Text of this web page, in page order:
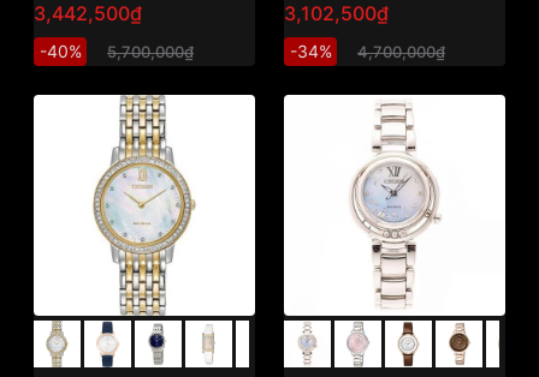
3,442,500₫
-40% 5,700,000₫
3,102,500₫
-34% 4,700,000₫